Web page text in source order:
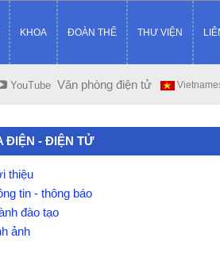
KHOA ĐOÀN THỂ THƯ VIỆN
YouTube Văn phòng điện tử
ĐIỆN - ĐIỆN TỬ
thiệu
tin - thông báo
đào tạo
ảnh